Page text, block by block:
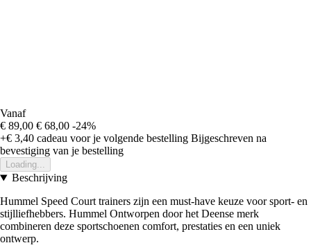
Vanaf
€ 89,00 € 68,00 -24%
+€ 3,40 cadeau voor je volgende bestelling Bijgeschreven na
bevestiging van je bestelling
Loading...
Beschrijving
Hummel Speed Court trainers zijn een must-have keuze voor sport- en
stijlliefhebbers. Hummel Ontworpen door het Deense merk
combineren deze sportschoenen comfort, prestaties en een uniek
ontwerp.